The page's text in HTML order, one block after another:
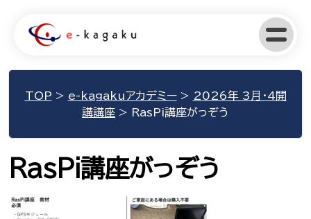
TOP > e-kagakuアカデミー > 2026年 3月・4開
講講座 > RasPi講座がっぞう
RasPi講座がっぞう